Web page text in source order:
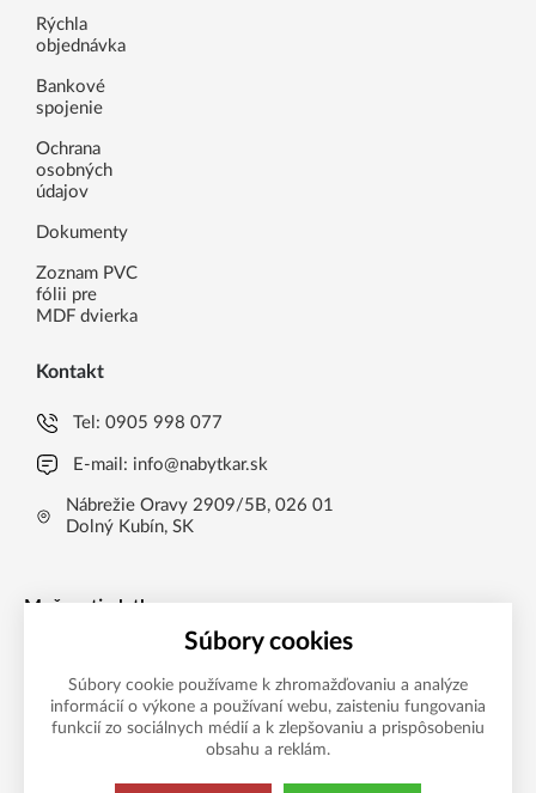
Rýchla
objednávka
Bankové
spojenie
Ochrana
osobných
údajov
Dokumenty
Zoznam PVC
fólii pre
MDF dvierka
Kontakt
Tel:0905 998 077
E-mail: info@nabytkar.sk
Nábrežie Oravy 2909/5B, 026 01
Dolný Kubín, SK
Možnosti platby
Súbory cookies
Súbory cookie používame k zhromažďovaniu a analýze
informácií o výkone a používaní webu, zaisteniu fungovania
funkcií zo sociálnych médií a k zlepšovaniu a prispôsobeniu
obsahu a reklám.